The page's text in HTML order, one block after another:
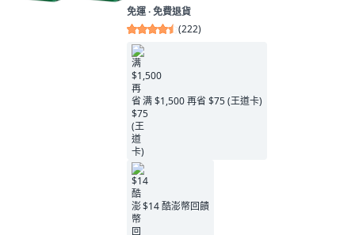
免運 ∙ 免費退貨
(222)
满 $1,500 再省 $75 (王道卡)
$14 酷澎幣回饋